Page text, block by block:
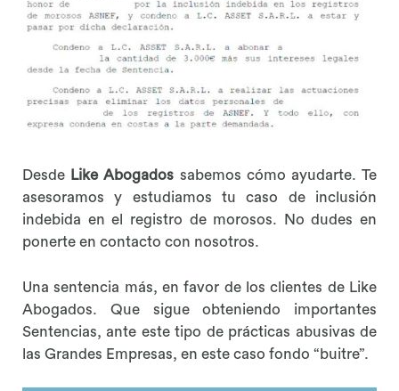
Desde Like Abogados sabemos cómo ayudarte. Te
asesoramos y estudiamos tu caso de inclusión
indebida en el registro de morosos. No dudes en
ponerte en contacto con nosotros.
Una sentencia más, en favor de los clientes de Like
Abogados. Que sigue obteniendo importantes
Sentencias, ante este tipo de prácticas abusivas de
las Grandes Empresas, en este caso fondo “buitre”.